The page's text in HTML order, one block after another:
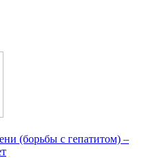
(борьбы с гепатитом) –